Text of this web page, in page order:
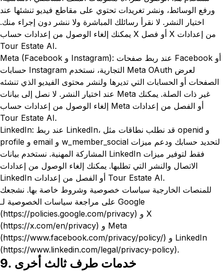
ورفع الوسائط، ونشر تغريدات تحتوي على مقاطع فيديو تنشئها عند
اختيار النشر. لا نقرأ رسائلك المباشرة ولا ننشر دون إجراء منك.
يمكنك إلغاء الوصول من إعدادات حساب X أو فصل X من إعدادات
Tour Estate AI.
Meta (Facebook و Instagram): عند ربط صفحات Facebook أو
حسابات Instagram التجارية، نستخدم Meta OAuth لعرض
الصفحات أو الحسابات التي تديرها ولنشر محتوى الفيديو الذي تنشئه
عند اختيار النشر. لا نصل إلى بيانات Meta غير ذات الصلة. يمكنك
إلغاء الوصول من إعدادات حساب Meta أو الفصل من إعدادات
Tour Estate AI.
LinkedIn: عند ربط LinkedIn، قد نطلب نطاقات مثل openid و
profile و email و w_member_social لتحديد حسابك ودعم ميزات
المشاركة المهنية. نستخدم بيانات LinkedIn فقط لتوفير ميزات
الاتصال والنشر التي تطلبها. يمكنك إلغاء الوصول من إعدادات
LinkedIn أو الفصل من إعدادات Tour Estate AI.
للمنصات الخارجية سياسات خصوصية وشروط خاصة بها. نشجعك
على مراجعة سياسات الخصوصية لـ Google
(https://policies.google.com/privacy) و X
(https://x.com/en/privacy) و Meta
(https://www.facebook.com/privacy/policy/) و LinkedIn
(https://www.linkedin.com/legal/privacy-policy).
9. خدمات طرف ثالث أخرى